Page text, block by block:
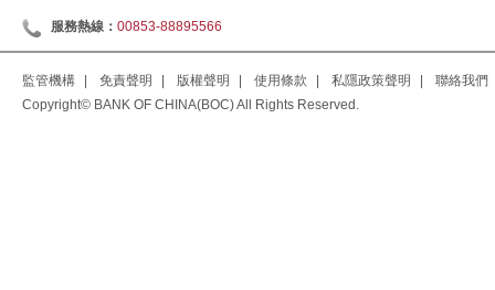
服務熱線： 00853-88895566
監管機構 免責聲明 版權聲明 使用條款 私隱政策聲明
聯絡我們
Copyright© BANK OF CHINA(BOC) All Rights Reserved.